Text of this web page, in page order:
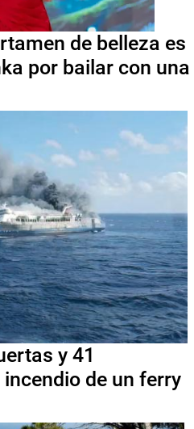
de belleza es
por bailar con una
y 41
de un ferry